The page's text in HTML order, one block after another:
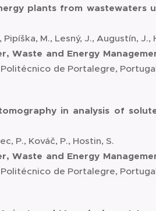
plants from wastewaters
M., Lesný, J., Augustín, J.,
Waste and Energy
de Portalegre,
in analysis of
P., Kováč, P., Hostin, S.
Waste and Energy
de Portalegre,